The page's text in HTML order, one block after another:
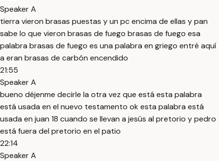
Speaker A
tierra vieron brasas puestas y un pc encima de ellas y pan
sabe lo que vieron brasas de fuego brasas de fuego esa
palabra brasas de fuego es una palabra en griego entré aquí
a eran brasas de carbón encendido
21:55
Speaker A
bueno déjenme decirle la otra vez que está esta palabra
está usada en el nuevo testamento ok esta palabra está
usada en juan 18 cuando se llevan a jesús al pretorio y pedro
está fuera del pretorio en el patio
22:14
Speaker A